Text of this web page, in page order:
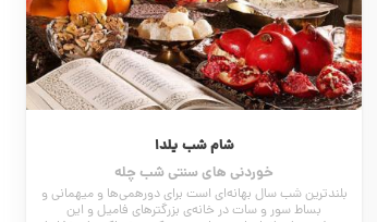
شام شب یلدا
خوردنی های سنتی شب چله
بلندترین شب سال بهانه‌ای است برای دورهمی­‌ها و میهمانی و
بساط سور و سات در خانه‌ی بزرگ­ترهای فامیل و این